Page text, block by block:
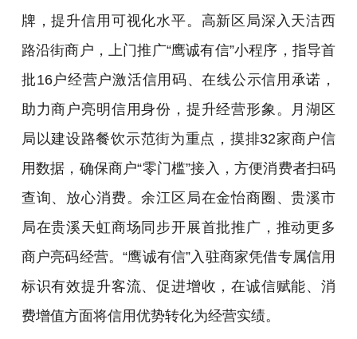
牌，提升信用可视化水平。高新区局深入天洁西
路沿街商户，上门推广“鹰诚有信”小程序，指导首
批16户经营户激活信用码、在线公示信用承诺，
助力商户亮明信用身份，提升经营形象。月湖区
局以建设路餐饮示范街为重点，摸排32家商户信
用数据，确保商户“零门槛”接入，方便消费者扫码
查询、放心消费。余江区局在金怡商圈、贵溪市
局在贵溪天虹商场同步开展首批推广，推动更多
商户亮码经营。“鹰诚有信”入驻商家凭借专属信用
标识有效提升客流、促进增收，在诚信赋能、消
费增值方面将信用优势转化为经营实绩。